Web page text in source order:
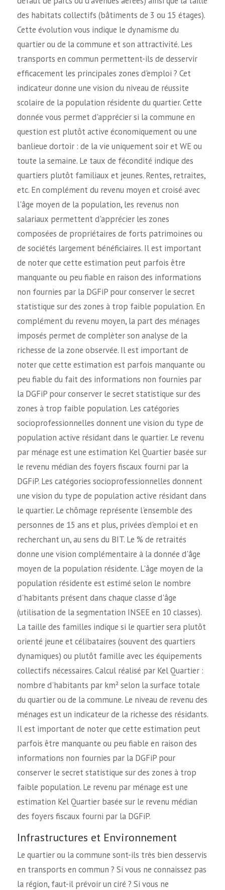
des habitats collectifs (bâtiments de 3 ou 15 étages).
Cette évolution vous indique le dynamisme du
quartier ou de la commune et son attractivité. Les
transports en commun permettent-ils de desservir
efficacement les principales zones d'emploi ? Cet
indicateur donne une vision du niveau de réussite
scolaire de la population résidente du quartier. Cette
donnée vous permet d'apprécier si la commune en
question est plutôt active économiquement ou une
banlieue dortoir : de la vie uniquement soir et WE ou
toute la semaine. Le taux de fécondité indique des
quartiers plutôt familiaux et jeunes. Rentes, retraites,
etc. En complément du revenu moyen et croisé avec
l'âge moyen de la population, les revenus non
salariaux permettent d'apprécier les zones
composées de propriétaires de forts patrimoines ou
de sociétés largement bénéficiaires. Il est important
de noter que cette estimation peut parfois être
manquante ou peu fiable en raison des informations
non fournies par la DGFiP pour conserver le secret
statistique sur des zones à trop faible population. En
complément du revenu moyen, la part des ménages
imposés permet de complèter son analyse de la
richesse de la zone observée. Il est important de
noter que cette estimation est parfois manquante ou
peu fiable du fait des informations non fournies par
la DGFiP pour conserver le secret statistique sur des
zones à trop faible population. Les catégories
socioprofessionnelles donnent une vision du type de
population active résidant dans le quartier. Le revenu
par ménage est une estimation Kel Quartier basée sur
le revenu médian des foyers fiscaux fourni par la
DGFiP. Les catégories socioprofessionnelles donnent
une vision du type de population active résidant dans
le quartier. Le chômage représente l'ensemble des
personnes de 15 ans et plus, privées d'emploi et en
recherchant un, au sens du BIT. Le % de retraités
donne une vision complémentaire à la donnée d'âge
moyen de la population résidente. L'âge moyen de la
population résidente est estimé selon le nombre
d'habitants présent dans chaque classe d'âge
(utilisation de la segmentation INSEE en 10 classes).
La taille des familles indique si le quartier sera plutôt
orienté jeune et célibataires (souvent des quartiers
dynamiques) ou plutôt famille avec les équipements
collectifs nécessaires. Calcul réalisé par Kel Quartier :
nombre d'habitants par km² selon la surface totale
du quartier ou de la commune. Le niveau de revenu des
ménages est un indicateur de la richesse des résidants.
Il est important de noter que cette estimation peut
parfois être manquante ou peu fiable en raison des
informations non fournies par la DGFiP pour
conserver le secret statistique sur des zones à trop
faible population. Le revenu par ménage est une
estimation Kel Quartier basée sur le revenu médian
des foyers fiscaux fourni par la DGFiP.
Infrastructures et Environnement
Le quartier ou la commune sont-ils très bien desservis
en transports en commun ? Si vous ne connaissez pas
la région, faut-il prévoir un ciré ? Si vous ne